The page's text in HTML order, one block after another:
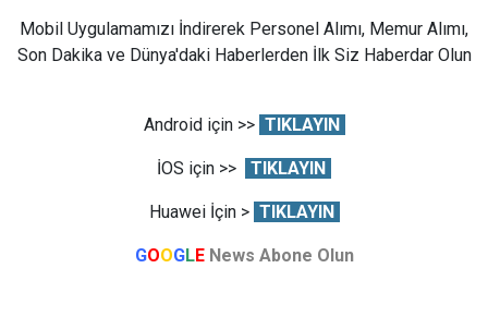
Mobil Uygulamamızı İndirerek Personel Alımı, Memur Alımı,
Son Dakika ve Dünya'daki Haberlerden İlk Siz Haberdar Olun
Android için >> TIKLAYIN
İOS için >> TIKLAYIN
Huawei İçin > TIKLAYIN
GOOGLE News Abone Olun